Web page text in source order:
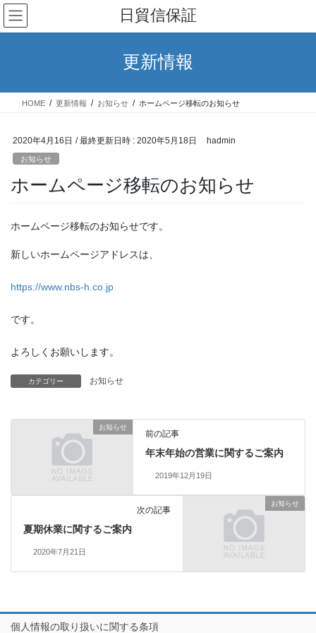
コ
ン
テ
ス
ナ
ビ
ゲ
ン
日貿信保証
更新情報
HOME 更新情報 お知らせ ホームページ移転のお知らせ
2020年4月16日 / 最終更新日時 : 2020年5月18日 hadmin
お知らせ
ホームページ移転のお知らせ
ホームページ移転のお知らせです。
新しいホームページアドレスは、
https://www.nbs-h.co.jp
です。
よろしくお願いします。
カテゴリー お知らせ
お知らせ
前の記事
年末年始の営業に関するご案内
2019年12月19日
お知らせ
次の記事
夏期休業に関するご案内
2020年7月21日
個人情報の取り扱いに関する条項